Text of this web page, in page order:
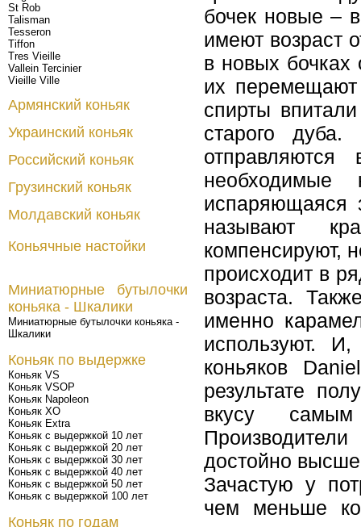
St Rob
Talisman
Tesseron
Tiffon
Tres Vieille
Vallein Tercinier
Vieille Ville
Армянский коньяк
Украинский коньяк
Российский коньяк
Грузинский коньяк
Молдавский коньяк
Коньячные настойки
Миниатюрные бутылочки
коньяка - Шкалики
Миниатюрные бутылочки коньяка -
Шкалики
Коньяк по выдержке
Коньяк VS
Коньяк VSOP
Коньяк Napoleon
Коньяк XO
Коньяк Extra
Коньяк с выдержкой 10 лет
Коньяк с выдержкой 20 лет
Коньяк с выдержкой 30 лет
Коньяк с выдержкой 40 лет
Коньяк с выдержкой 50 лет
Коньяк с выдержкой 100 лет
Коньяк по годам
бочек новые –
имеют возраст
в новых бочках
их
спирты
старого
необходимые
испаряющаяся
называют
компенсируют,
происходит в
возраста.
именно
используют.
коньяков
результате
вкусу
достойно
Зачастую у
чем меньше